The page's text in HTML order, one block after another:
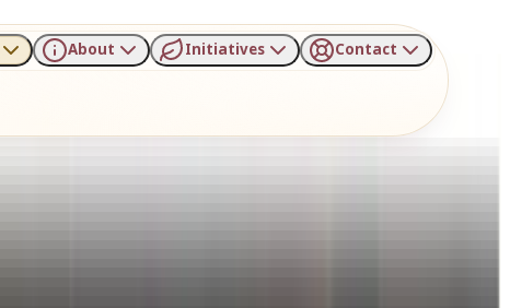
About Initiatives Contact